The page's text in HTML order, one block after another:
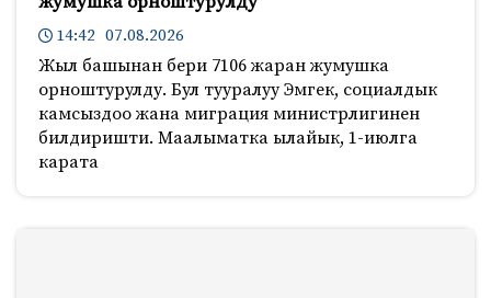
14:42 07.08.2026
Жыл башынан бери 7106 жаран жумушка
орноштурулду. Бул тууралуу Эмгек, социалдык
камсыздоо жана миграция министрлигинен
билдиришти. Маалыматка ылайык, 1-июлга
карата